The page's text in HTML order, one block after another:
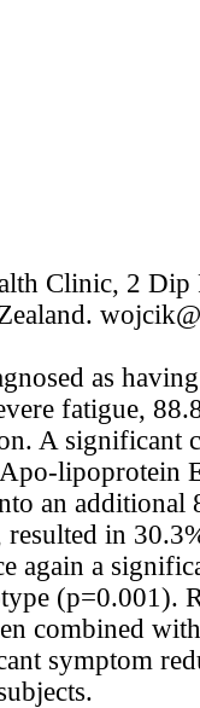
Clinic, 2 Dip
as
fatigue,
A significant
lipoprotein
an additional
resulted in
again a
(p=0.001).
combined
symptom